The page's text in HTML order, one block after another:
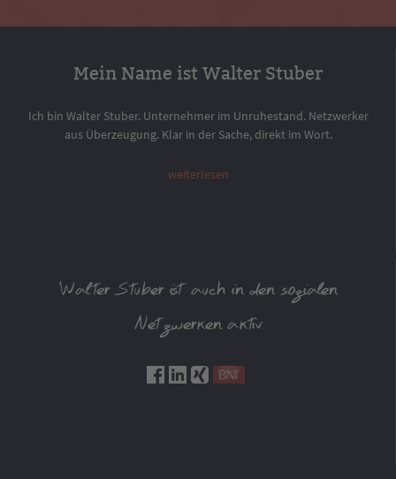
Mein Name ist Walter Stuber
Ich bin Walter Stuber. Unternehmer im Unruhestand. Netzwerker
aus Überzeugung. Klar in der Sache, direkt im Wort.
weiterlesen
Walter Stuber ist auch in den sozialen
Netzwerken aktiv